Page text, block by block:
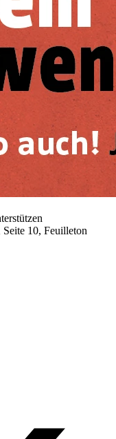
Seite 10, Feuilleton